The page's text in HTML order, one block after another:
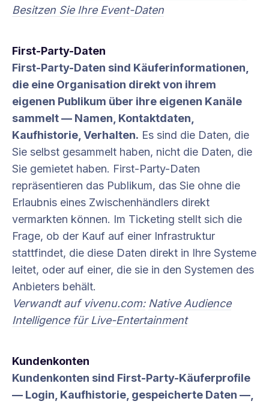
Besitzen Sie Ihre Event-Daten
First-Party-Daten
First-Party-Daten sind Käuferinformationen,
die eine Organisation direkt von ihrem
eigenen Publikum über ihre eigenen Kanäle
sammelt — Namen, Kontaktdaten,
Kaufhistorie, Verhalten. Es sind die Daten, die
Sie selbst gesammelt haben, nicht die Daten, die
Sie gemietet haben. First-Party-Daten
repräsentieren das Publikum, das Sie ohne die
Erlaubnis eines Zwischenhändlers direkt
vermarkten können. Im Ticketing stellt sich die
Frage, ob der Kauf auf einer Infrastruktur
stattfindet, die diese Daten direkt in Ihre Systeme
leitet, oder auf einer, die sie in den Systemen des
Anbieters behält.
Verwandt auf vivenu.com: Native Audience
Intelligence für Live-Entertainment
Kundenkonten
Kundenkonten sind First-Party-Käuferprofile
— Login, Kaufhistorie, gespeicherte Daten —,